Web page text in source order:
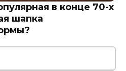
в конце 70-х
шапка